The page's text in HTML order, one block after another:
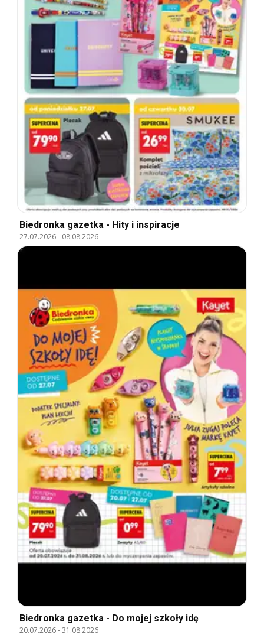
Biedronka gazetka - Hity i inspiracje
27.07.2026- 08.08.2026
Biedronka gazetka - Do mojej szkoły idę
20.07.2026-31.08.2026